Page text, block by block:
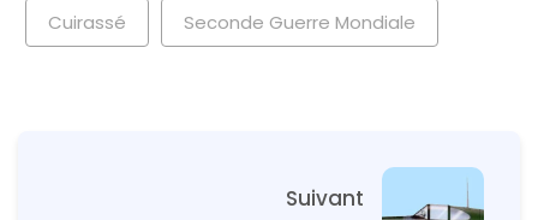
Cuirassé Seconde Guerre Mondiale
Suivant